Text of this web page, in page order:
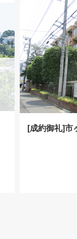
[成約御礼]市